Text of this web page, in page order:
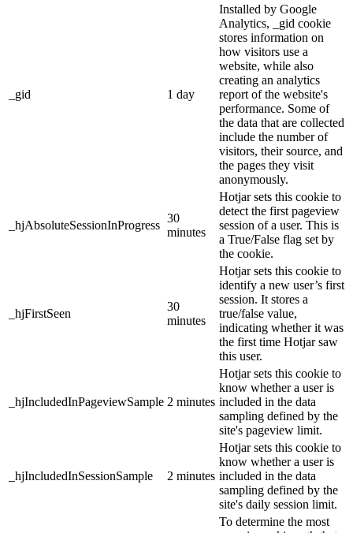
_gid 1 day
Installed by Google
Analytics, _gid cookie
stores information on
how visitors use a
website, while also
creating an analytics
report of the website's
performance. Some of
the data that are collected
include the number of
visitors, their source, and
the pages they visit
anonymously.
_hjAbsoluteSessionInProgress
30
minutes
Hotjar sets this cookie to
detect the first pageview
session of a user. This is
a True/False flag set by
the cookie.
_hjFirstSeen
30
minutes
Hotjar sets this cookie to
identify a new user’s first
session. It stores a
true/false value,
indicating whether it was
the first time Hotjar saw
this user.
_hjIncludedInPageviewSample 2 minutes
Hotjar sets this cookie to
know whether a user is
included in the data
sampling defined by the
site's pageview limit.
_hjIncludedInSessionSample 2 minutes
Hotjar sets this cookie to
know whether a user is
included in the data
sampling defined by the
site's daily session limit.
To determine the most